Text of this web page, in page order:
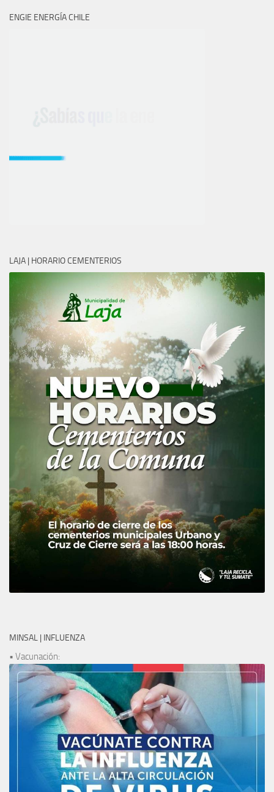
ENGIE ENERGÍA CHILE
LAJA | HORARIO CEMENTERIOS
MINSAL | INFLUENZA
• Vacunación: